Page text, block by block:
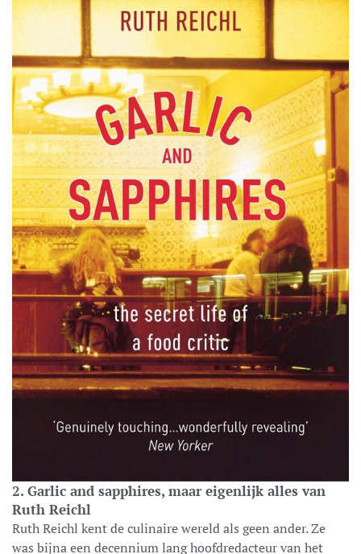
2. Garlic and sapphires, maar eigenlijk alles van
Ruth Reichl
Ruth Reichl kent de culinaire wereld als geen ander. Ze
was bijna een decennium lang hoofdredacteur van het